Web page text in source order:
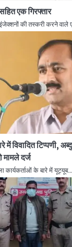
एक गिरफ्तार
इंजेक्शनों की तस्करी करने
विवादित टिप्पणी,
दर्ज
कार्यकर्ताओं के बारे में यूट्यूब…